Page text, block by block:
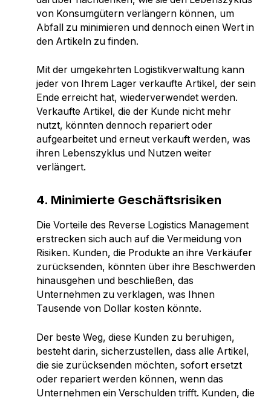
von Konsumgütern verlängern können, um
Abfall zu minimieren und dennoch einen Wert in
den Artikeln zu finden.
Mit der umgekehrten Logistikverwaltung kann
jeder von Ihrem Lager verkaufte Artikel, der sein
Ende erreicht hat, wiederverwendet werden.
Verkaufte Artikel, die der Kunde nicht mehr
nutzt, könnten dennoch repariert oder
aufgearbeitet und erneut verkauft werden, was
ihren Lebenszyklus und Nutzen weiter
verlängert.
4. Minimierte Geschäftsrisiken
Die Vorteile des Reverse Logistics Management
erstrecken sich auch auf die Vermeidung von
Risiken. Kunden, die Produkte an ihre Verkäufer
zurücksenden, könnten über ihre Beschwerden
hinausgehen und beschließen, das
Unternehmen zu verklagen, was Ihnen
Tausende von Dollar kosten könnte.
Der beste Weg, diese Kunden zu beruhigen,
besteht darin, sicherzustellen, dass alle Artikel,
die sie zurücksenden möchten, sofort ersetzt
oder repariert werden können, wenn das
Unternehmen ein Verschulden trifft. Kunden, die